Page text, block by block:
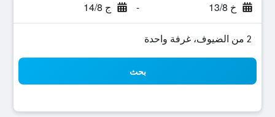
خ 13/8 - ج 14/8
2 من الضيوف، غرفة واحدة
بحث